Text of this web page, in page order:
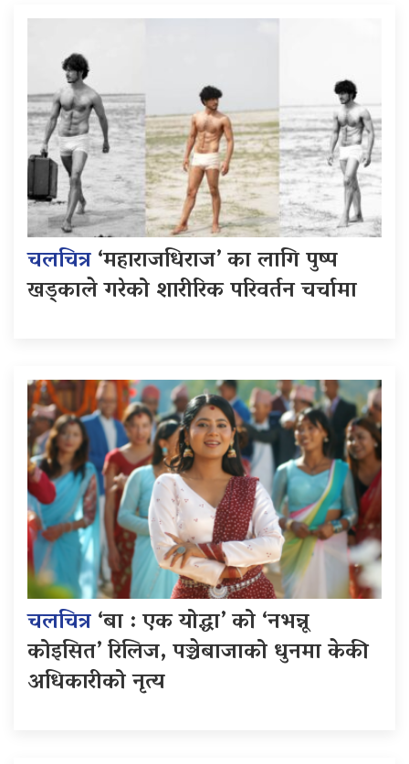
चलचित्र‘महाराजधिराज’ का लागि पुष्प
खड्काले गरेको शारीरिक परिवर्तन चर्चामा
चलचित्र‘बा : एक योद्धा’ को ‘नभन्नू
कोइसित’ रिलिज, पञ्चेबाजाको धुनमा केकी
अधिकारीको नृत्य